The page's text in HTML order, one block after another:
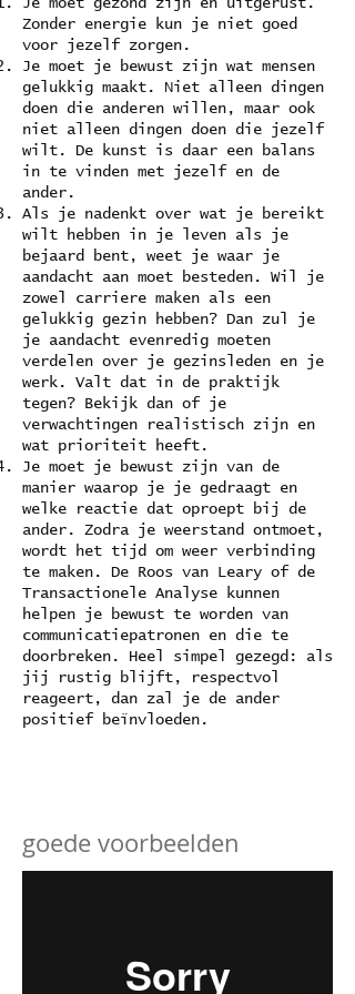
Je moet gezond zijn en uitgerust.
Zonder energie kun je niet goed
voor jezelf zorgen.
Je moet je bewust zijn wat mensen
gelukkig maakt. Niet alleen dingen
doen die anderen willen, maar ook
niet alleen dingen doen die jezelf
wilt. De kunst is daar een balans
in te vinden met jezelf en de
ander.
Als je nadenkt over wat je bereikt
wilt hebben in je leven als je
bejaard bent, weet je waar je
aandacht aan moet besteden. Wil je
zowel carriere maken als een
gelukkig gezin hebben? Dan zul je
je aandacht evenredig moeten
verdelen over je gezinsleden en je
werk. Valt dat in de praktijk
tegen? Bekijk dan of je
verwachtingen realistisch zijn en
wat prioriteit heeft.
Je moet je bewust zijn van de
manier waarop je je gedraagt en
welke reactie dat oproept bij de
ander. Zodra je weerstand ontmoet,
wordt het tijd om weer verbinding
te maken. De Roos van Leary of de
Transactionele Analyse kunnen
helpen je bewust te worden van
communicatiepatronen en die te
doorbreken. Heel simpel gezegd: als
jij rustig blijft, respectvol
reageert, dan zal je de ander
positief beïnvloeden.
goede voorbeelden